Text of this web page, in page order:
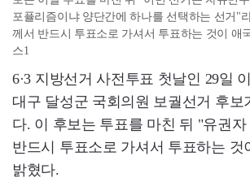
포퓰리즘이냐 양단간에 하나를 선택하는 선거"
께서 반드시 투표소로 가셔서 투표하는 것이 애
스1
6·3 지방선거 사전투표 첫날인 29일
대구 달성군 국회의원 보궐선거 후보
다. 이 후보는 투표를 마친 뒤 "유권자
반드시 투표소로 가셔서 투표하는 것
밝혔다.